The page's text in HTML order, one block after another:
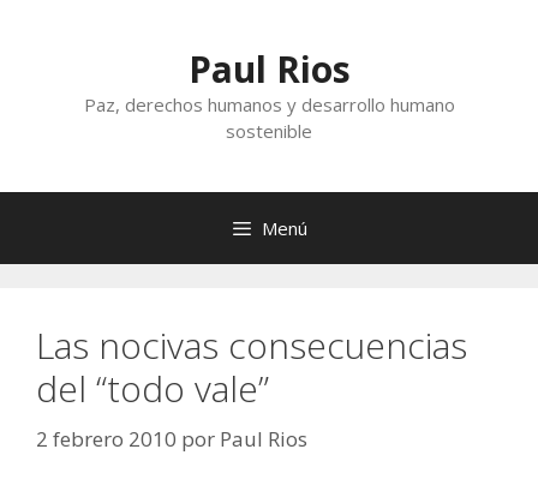
Paul Rios
Paz, derechos humanos y desarrollo humano
sostenible
Menú
Las nocivas consecuencias
del “todo vale”
2 febrero 2010 por Paul Rios